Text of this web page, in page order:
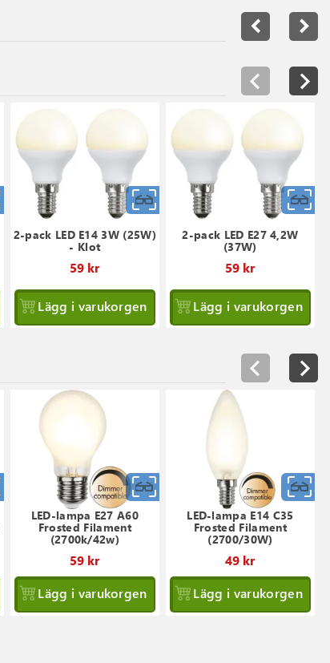
navigate_before navigate_next
Snabbvy
Snabbvy
2-pack LED E14 3W (25W)
- Klot
59 kr
Lägg i varukorgen
2-pack LED E27 4,2W
(37W)
59 kr
Lägg i varukorgen
LED-lampa E27 A60
Frosted Filament
(2700k/42w)
59 kr
Lägg i varukorgen
LED-lampa E14 C35
Frosted Filament
(2700/30W)
49 kr
Lägg i varukorgen